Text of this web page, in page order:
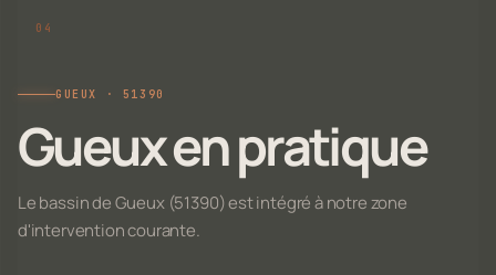
GUEUX · 51390
Gueux en pratique
Le bassin de Gueux (51390) est intégré à notre zone
d'intervention courante.